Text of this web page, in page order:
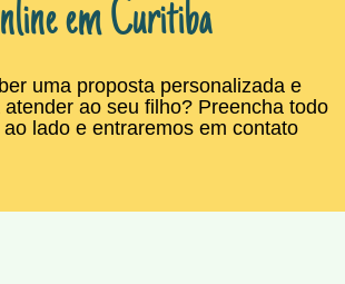
em Curitiba
uma proposta personalizada e
ao seu filho? Preencha todo
lado e entraremos em contato